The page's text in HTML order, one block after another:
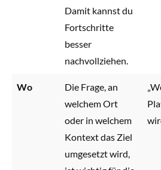
Damit kannst du
Fortschritte
besser
nachvollziehen.
Wo
Die Frage, an
welchem Ort
oder in welchem
Kontext das Ziel
umgesetzt wird,